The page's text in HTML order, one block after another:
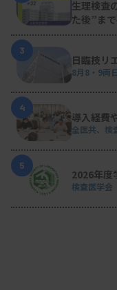
生理検査
た後”ま
3
日臨技リ
8月8・9両
4
導入経費
全医共、検
5
2026年度
検査医学会